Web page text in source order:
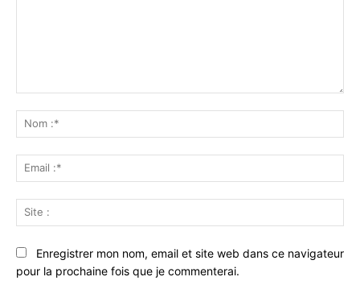
:*
:*
:
Enregistrer mon nom, email et site web dans ce navigateur
pour la prochaine fois que je commenterai.